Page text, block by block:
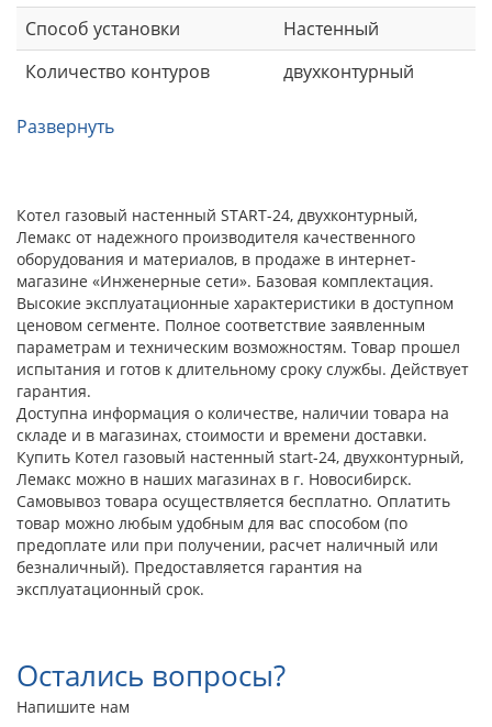
Способ установки
Настенный
Количество контуров
двухконтурный
Развернуть
Котел газовый настенный START-24, двухконтурный,
Лемакс от надежного производителя качественного
оборудования и материалов, в продаже в интернет-
магазине «Инженерные сети». Базовая комплектация.
Высокие эксплуатационные характеристики в доступном
ценовом сегменте. Полное соответствие заявленным
параметрам и техническим возможностям. Товар прошел
испытания и готов к длительному сроку службы. Действует
гарантия.
Доступна информация о количестве, наличии товара на
складе и в магазинах, стоимости и времени доставки.
Купить Котел газовый настенный start-24, двухконтурный,
Лемакс можно в наших магазинах в г. Новосибирск.
Самовывоз товара осуществляется бесплатно. Оплатить
товар можно любым удобным для вас способом (по
предоплате или при получении, расчет наличный или
безналичный). Предоставляется гарантия на
эксплуатационный срок.
Остались вопросы?
Напишите нам